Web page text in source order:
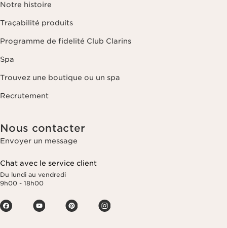
Notre histoire
Traçabilité produits
Programme de fidelité Club Clarins
Spa
Trouvez une boutique ou un spa
Recrutement
Nous contacter
Envoyer un message
Chat avec le service client
Du lundi au vendredi
9h00 - 18h00